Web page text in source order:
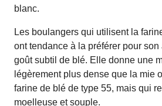
blanc.
Les boulangers qui utilisent la
ont tendance à la préférer pour son
goût subtil de blé. Elle donne une
légèrement plus dense que la mie
farine de blé de type 55, mais qui
moelleuse et souple.